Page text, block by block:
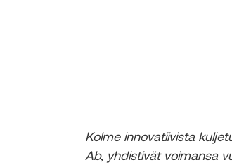
Kolme innovatiivista
Ab, yhdistivät voimansa